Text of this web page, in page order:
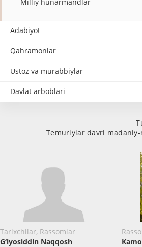
Adabiyot
Qahramonlar
Ustoz va murabbiylar
Davlat arboblari
Temuriylar davri madaniy-
Tarixchilar, Rassomlar
G‘iyosiddin Naqqosh